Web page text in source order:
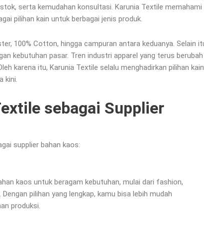
serta kemudahan konsultasi. Karunia Textile memahami
pilihan kain untuk berbagai jenis produk.
100% Cotton, hingga campuran antara keduanya. Selain
kebutuhan pasar. Tren industri apparel yang terus berubah
karena itu, Karunia Textile selalu menghadirkan pilihan kain
kini.
sebagai Supplier
supplier bahan kaos:
kaos untuk beragam kebutuhan, mulai dari fashion,
pilihan yang lengkap, kamu bisa lebih mudah
produksi.